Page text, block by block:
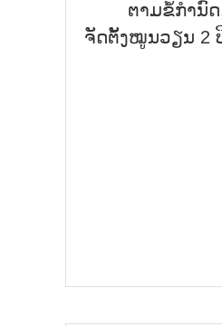
ຕາມຂໍ້ກຳນົດ, ກ
ຈັດຕັ້ງໝູນວຽນ 2